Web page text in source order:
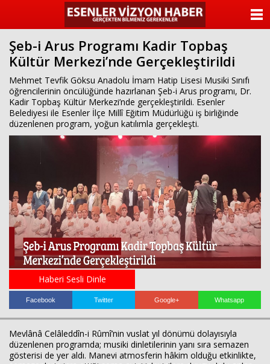
Şeb-i Arus Programı Kadir Topbaş
Kültür Merkezi’nde Gerçekleştirildi
Mehmet Tevfik Göksu Anadolu İmam Hatip Lisesi Musiki Sınıfı
öğrencilerinin öncülüğünde hazırlanan Şeb-i Arus programı, Dr.
Kadir Topbaş Kültür Merkezi’nde gerçekleştirildi. Esenler
Belediyesi ile Esenler İlçe Millî Eğitim Müdürlüğü iş birliğinde
düzenlenen program, yoğun katılımla gerçekleşti.
Haberi Sesli Dinle
Facebook Twitter Google+ Whatsapp
Mevlânâ Celâleddîn-i Rûmî’nin vuslat yıl dönümü dolayısıyla
düzenlenen programda; musiki dinletilerinin yanı sıra semazen
gösterisi de yer aldı. Manevi atmosferin hâkim olduğu etkinlikte,
ANASAYFA
KATEGORİLER
ANKETLER
KÜNYE
İLETİŞİM